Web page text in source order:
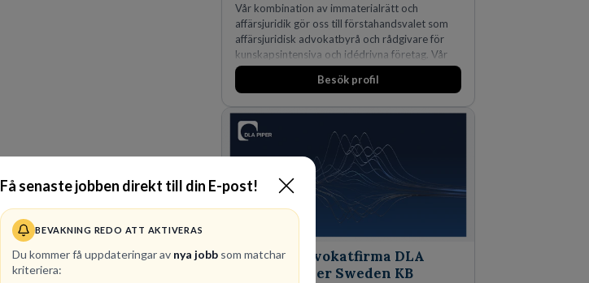
Få senaste jobben direkt till din E-post!
BEVAKNING REDO ATT AKTIVERAS
Du kommer få uppdateringar av nya jobb som matchar
kriteriera:
Vår kombination av immaterialrätt och
affärsjuridik gör oss till förstahandsvalet som
affärsjuridisk advokatbyrå och rådgivare för
kunskapsintensiva och idédrivna företag. Vår
expertis inom IP-tillgångar har gett oss en
marknadsledande position. Våra klienter väljer
skydda, utveckla och kommersialisera
företagets viktigaste tillgångar.
Besök profil
Advokatfirma DLA
Piper Sweden KB